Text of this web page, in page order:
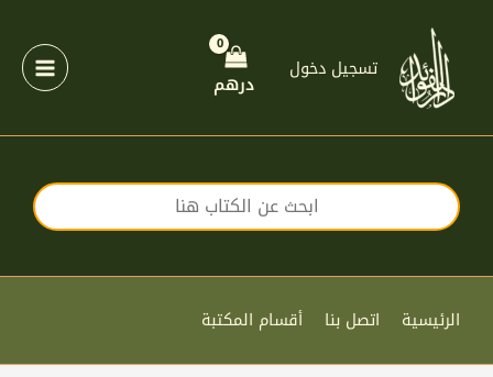
المحتوى
تسجيل دخول
درهم
الرئيسية اتصل بنا أقسام المكتبة